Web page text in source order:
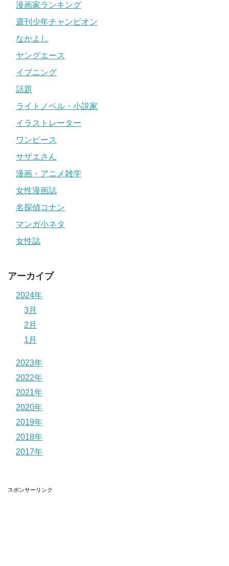
漫画家ランキング
週刊少年チャンピオン
なかよし
ヤングエース
イブニング
話題
ライトノベル・小説家
イラストレーター
ワンピース
サザエさん
漫画・アニメ雑学
女性漫画誌
名探偵コナン
マンガ小ネタ
女性誌
アーカイブ
2024年
3月
2月
1月
2023年
2022年
2021年
2020年
2019年
2018年
2017年
スポンサーリンク